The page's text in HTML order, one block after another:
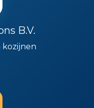
B.V.
kozijnen